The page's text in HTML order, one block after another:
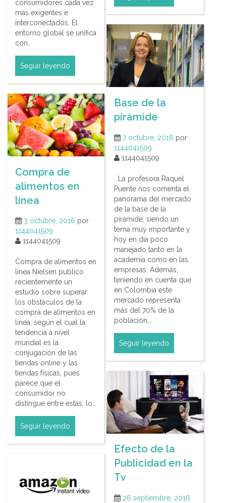
consumidores cada vez
más exigentes e
interconectados. El
entorno global se unifica
con…
Seguir leyendo
Base de la
pirámide
7 octubre, 2016 por
1144041509
1144041509
La profesora Raquel
Puente nos comenta el
panorama del mercado
de la base de la
pirámide, siendo un
tema muy importante y
hoy en día poco
manejado tanto en la
academia como en las
empresas. Además,
teniendo en cuenta que
en Colombia este
mercado representa
más del 70% de la
población,…
Seguir leyendo
Compra de
alimentos en
línea
3 octubre, 2016 por
1144041509
1144041509
Compra de alimentos en
línea Nielsen publico
recientemente un
estudio sobre superar
los obstáculos de la
compra de alimentos en
línea, según el cual la
tendencia a nivel
mundial es la
conjugación de las
tiendas online y las
tiendas físicas, pues
parece que el
consumidor no
distingue entre estas, lo…
Seguir leyendo
Efecto de la
Publicidad en la
Tv
26 septiembre, 2016